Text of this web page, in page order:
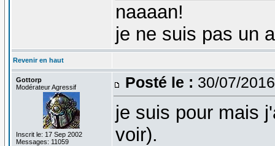
naaaan!
je ne suis pas un
Revenir en haut
Gottorp
Modérateur Agressif
Inscrit le: 17 Sep 2002
Messages: 11059
Posté le : 30/07/
je suis pour mais
voir).